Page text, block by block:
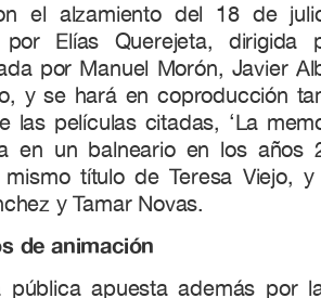
el alzamiento del 18 de
por Elías Querejeta, dirigida
por Manuel Morón, Javier
y se hará en coproducción
las películas citadas, ‘La
en un balneario en los años
título de Teresa Viejo,
y Tamar Novas.
de animación
pública apuesta además por